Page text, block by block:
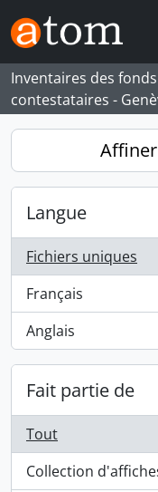
Skip to main content
Inventaires des
contestataires -
Langue
Fichiers uniques
, 50 résultats
Français
, 50 résultats
Anglais
, 23 résultats
Fait partie de
Tout
Collection
, 8 résultats